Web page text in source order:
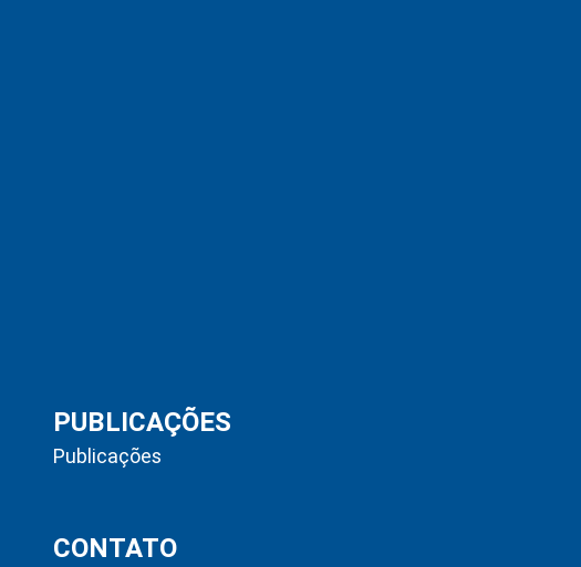
PUBLICAÇÕES
Publicações
CONTATO